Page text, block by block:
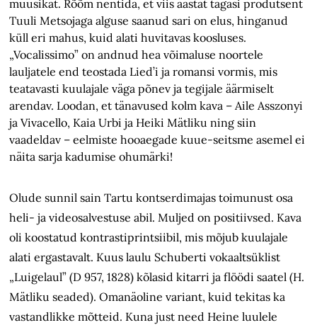
muusikat. Rõõm nentida, et viis aastat tagasi produtsent
Tuuli Metsojaga alguse saanud sari on elus, hinganud
küll eri mahus, kuid alati huvitavas koosluses.
„Vocalissimo” on andnud hea võimaluse noortele
lauljatele end teostada Lied’i ja romansi vormis, mis
teatavasti kuulajale väga põnev ja tegijale äärmiselt
arendav. Loodan, et tänavused kolm kava – Aile Asszonyi
ja Vivacello, Kaia Urbi ja Heiki Mätliku ning siin
vaadeldav – eelmiste hooaegade kuue-seitsme asemel ei
näita sarja kadumise ohumärki!
Olude sunnil sain Tartu kontserdimajas toimunust osa
heli- ja videosalvestuse abil. Muljed on positiivsed. Kava
oli koostatud kontrastiprintsiibil, mis mõjub kuulajale
alati ergastavalt. Kuus laulu Schuberti vokaaltsüklist
„Luigelaul” (D 957, 1828) kõlasid kitarri ja flöödi saatel (H.
Mätliku seaded). Omanäoline variant, kuid tekitas ka
vastandlikke mõtteid. Kuna just need Heine luulele